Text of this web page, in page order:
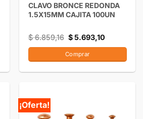
CLAVO BRONCE REDONDA
1.5X15MM CAJITA 100UN
$6.859,16 $5.693,10
Comprar
¡Oferta!